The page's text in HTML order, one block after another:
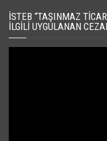
İSTEB “TAŞINMAZ
İLGILI UYGULANAN